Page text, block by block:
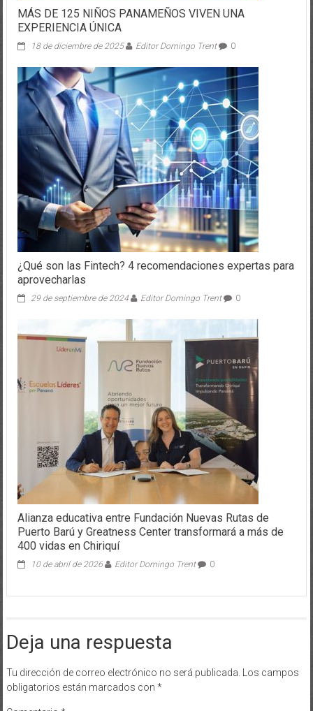
MÁS DE 125 NIÑOS PANAMEÑOS VIVEN UNA
EXPERIENCIA ÚNICA
18 de diciembre de 2025 Editor Domingo Trent 0
¿Qué son las Fintech? 4 recomendaciones expertas para
aprovecharlas
29 de septiembre de 2024 Editor Domingo Trent 0
Alianza educativa entre Fundación Nuevas Rutas de
Puerto Barú y Greatness Center transformará a más de
400 vidas en Chiriquí
10 de abril de 2026 Editor Domingo Trent 0
Deja una respuesta
Tu dirección de correo electrónico no será publicada. Los campos
obligatorios están marcados con *